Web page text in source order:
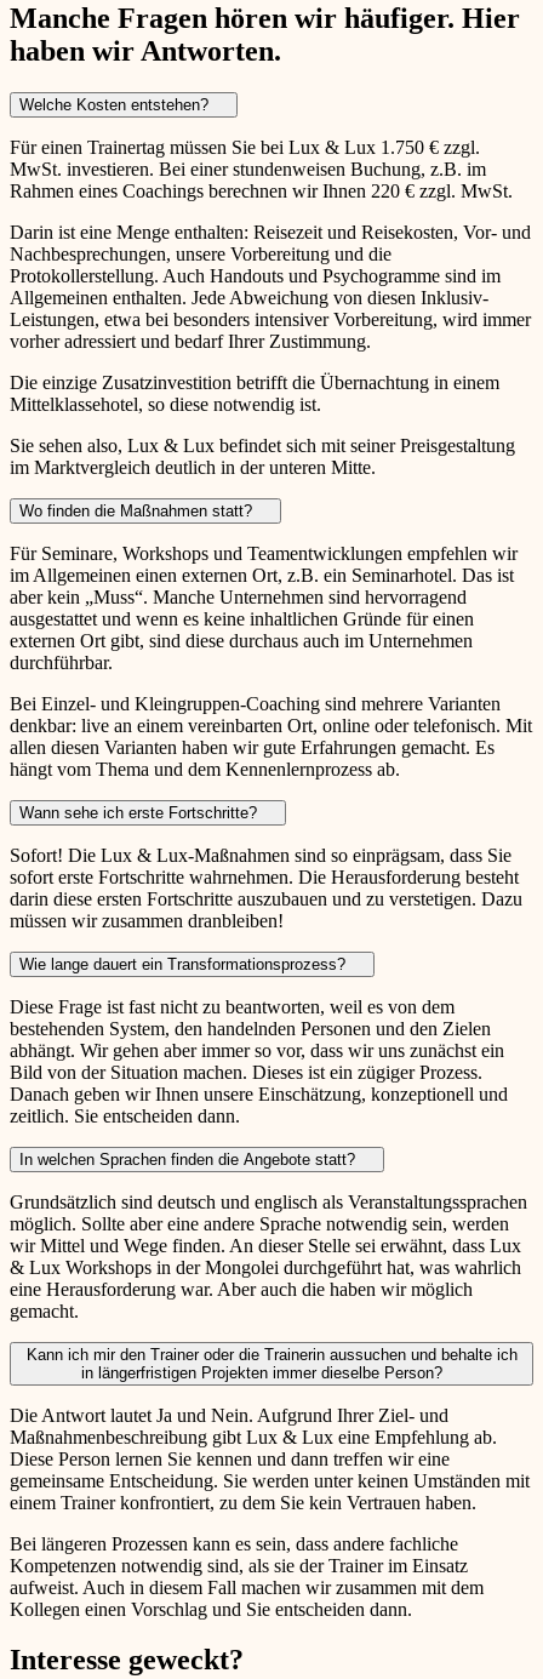
Manche Fragen hören wir häufiger. Hier
haben wir Antworten.
Welche Kosten entstehen?
Für einen Trainertag müssen Sie bei Lux & Lux 1.750 € zzgl.
MwSt. investieren. Bei einer stundenweisen Buchung, z.B. im
Rahmen eines Coachings berechnen wir Ihnen 220 € zzgl. MwSt.
Darin ist eine Menge enthalten: Reisezeit und Reisekosten, Vor- und
Nachbesprechungen, unsere Vorbereitung und die
Protokollerstellung. Auch Handouts und Psychogramme sind im
Allgemeinen enthalten. Jede Abweichung von diesen Inklusiv-
Leistungen, etwa bei besonders intensiver Vorbereitung, wird immer
vorher adressiert und bedarf Ihrer Zustimmung.
Die einzige Zusatzinvestition betrifft die Übernachtung in einem
Mittelklassehotel, so diese notwendig ist.
Sie sehen also, Lux & Lux befindet sich mit seiner Preisgestaltung
im Marktvergleich deutlich in der unteren Mitte.
Wo finden die Maßnahmen statt?
Für Seminare, Workshops und Teamentwicklungen empfehlen wir
im Allgemeinen einen externen Ort, z.B. ein Seminarhotel. Das ist
aber kein „Muss“. Manche Unternehmen sind hervorragend
ausgestattet und wenn es keine inhaltlichen Gründe für einen
externen Ort gibt, sind diese durchaus auch im Unternehmen
durchführbar.
Bei Einzel- und Kleingruppen-Coaching sind mehrere Varianten
denkbar: live an einem vereinbarten Ort, online oder telefonisch. Mit
allen diesen Varianten haben wir gute Erfahrungen gemacht. Es
hängt vom Thema und dem Kennenlernprozess ab.
Wann sehe ich erste Fortschritte?
Sofort! Die Lux & Lux-Maßnahmen sind so einprägsam, dass Sie
sofort erste Fortschritte wahrnehmen. Die Herausforderung besteht
darin diese ersten Fortschritte auszubauen und zu verstetigen. Dazu
müssen wir zusammen dranbleiben!
Wie lange dauert ein Transformationsprozess?
Diese Frage ist fast nicht zu beantworten, weil es von dem
bestehenden System, den handelnden Personen und den Zielen
abhängt. Wir gehen aber immer so vor, dass wir uns zunächst ein
Bild von der Situation machen. Dieses ist ein zügiger Prozess.
Danach geben wir Ihnen unsere Einschätzung, konzeptionell und
zeitlich. Sie entscheiden dann.
In welchen Sprachen finden die Angebote statt?
Grundsätzlich sind deutsch und englisch als Veranstaltungssprachen
möglich. Sollte aber eine andere Sprache notwendig sein, werden
wir Mittel und Wege finden. An dieser Stelle sei erwähnt, dass Lux
& Lux Workshops in der Mongolei durchgeführt hat, was wahrlich
eine Herausforderung war. Aber auch die haben wir möglich
gemacht.
Kann ich mir den Trainer oder die Trainerin aussuchen und behalte ich
in längerfristigen Projekten immer dieselbe Person?
Die Antwort lautet Ja und Nein. Aufgrund Ihrer Ziel- und
Maßnahmenbeschreibung gibt Lux & Lux eine Empfehlung ab.
Diese Person lernen Sie kennen und dann treffen wir eine
gemeinsame Entscheidung. Sie werden unter keinen Umständen mit
einem Trainer konfrontiert, zu dem Sie kein Vertrauen haben.
Bei längeren Prozessen kann es sein, dass andere fachliche
Kompetenzen notwendig sind, als sie der Trainer im Einsatz
aufweist. Auch in diesem Fall machen wir zusammen mit dem
Kollegen einen Vorschlag und Sie entscheiden dann.
Interesse geweckt?